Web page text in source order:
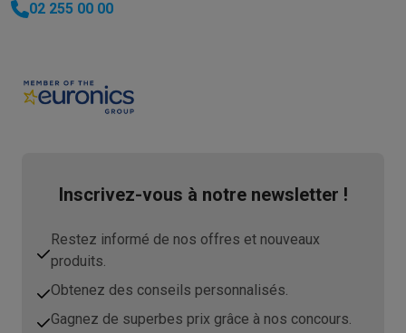
02 255 00 00
Inscrivez-vous à notre newsletter !
Restez informé de nos offres et nouveaux
produits.
Obtenez des conseils personnalisés.
Gagnez de superbes prix grâce à nos concours.